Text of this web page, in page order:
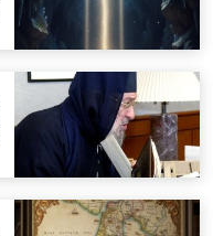
האם
אפשר